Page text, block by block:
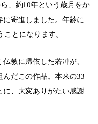
、約10年という歳月をか
寄進しました。年齢に
とになります。
教に帰依した若冲が、
だこの作品。本来の33
に、大変ありがたい感謝